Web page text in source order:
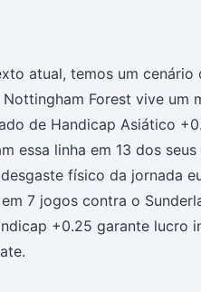
atual, temos um
Forest vive um
de Handicap Asiático
essa linha em 13 dos
físico da jornada
7 jogos contra o
+0.25 garante lucro